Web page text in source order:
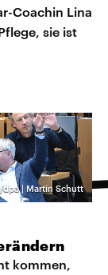
Coachin Lina
sie ist
dpa | Martin Schutt
kommen,